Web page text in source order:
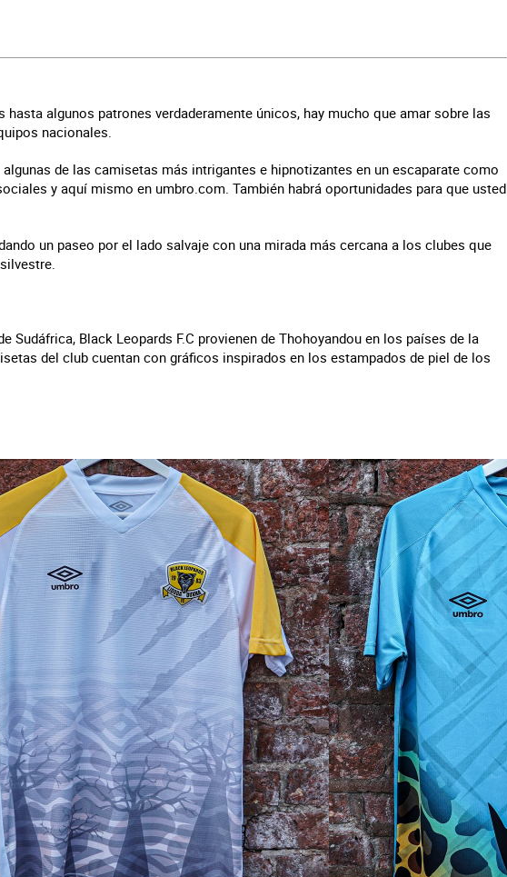
algunos patrones verdaderamente únicos, hay mucho que amar sobre las
nacionales.
de las camisetas más intrigantes e hipnotizantes en un escaparate como
y aquí mismo en umbro.com. También habrá oportunidades para que usted
un paseo por el lado salvaje con una mirada más cercana a los clubes que
Sudáfrica, Black Leopards F.C provienen de Thohoyandou en los países de la
del club cuentan con gráficos inspirados en los estampados de piel de los